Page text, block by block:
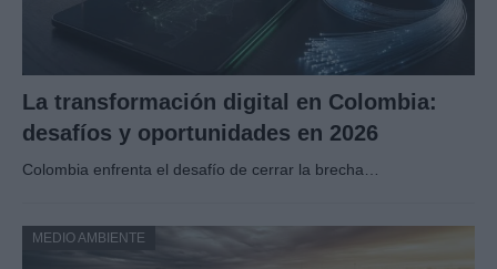
La transformación digital en Colombia:
desafíos y oportunidades en 2026
Colombia enfrenta el desafío de cerrar la brecha…
MEDIO AMBIENTE